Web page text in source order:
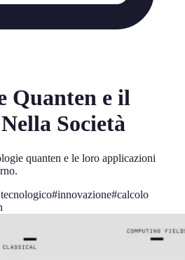
Quanten e il
Società
quanten e le loro applicazioni
#innovazione#calcolo